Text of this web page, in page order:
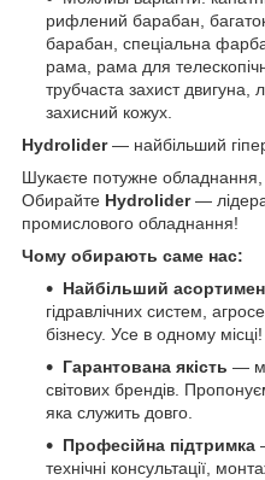
рифлений барабан,
барабан, спеціальна
рама, рама для
трубчаста захист двигуна,
захисний кожух.
Hydrolider— найбільший
Шукаєте потужне
Обирайте Hydrolider— лідера
промислового обладнання!
Чому обирають саме нас:
Найбільший
гідравлічних систем,
бізнесу. Усе в одному місці!
Гарантована якість —
світових брендів.
яка служить довго.
Професійна підтримка
технічні консультації,